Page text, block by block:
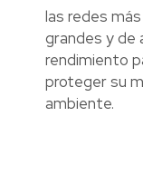
las redes más
grandes y de
rendimiento
proteger su
ambiente.